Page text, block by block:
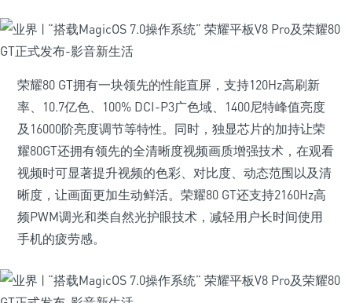
荣耀80 GT拥有一块领先的性能直屏，支持120Hz高刷新
率、10.7亿色、100% DCI-P3广色域、1400尼特峰值亮度
及16000阶亮度调节等特性。同时，独显芯片的加持让荣
耀80GT还拥有领先的全清晰度视频画质增强技术，在观看
视频时可显著提升视频的色彩、对比度、动态范围以及清
晰度，让画面更加生动鲜活。荣耀80 GT还支持2160Hz高
频PWM调光和类自然光护眼技术，减轻用户长时间使用
手机的疲劳感。